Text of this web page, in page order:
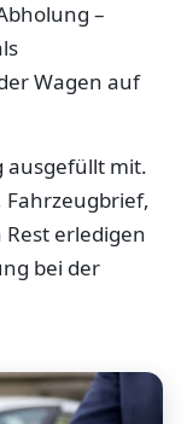
–
Wagen auf
ausgefüllt mit.
Fahrzeugbrief,
erledigen
bei der